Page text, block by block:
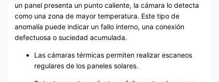
un panel presenta un punto caliente, la cámara lo detecta
como una zona de mayor temperatura. Este tipo de
anomalía puede indicar un fallo interno, una conexión
defectuosa o suciedad acumulada.
Las cámaras térmicas permiten realizar escaneos
regulares de los paneles solares.